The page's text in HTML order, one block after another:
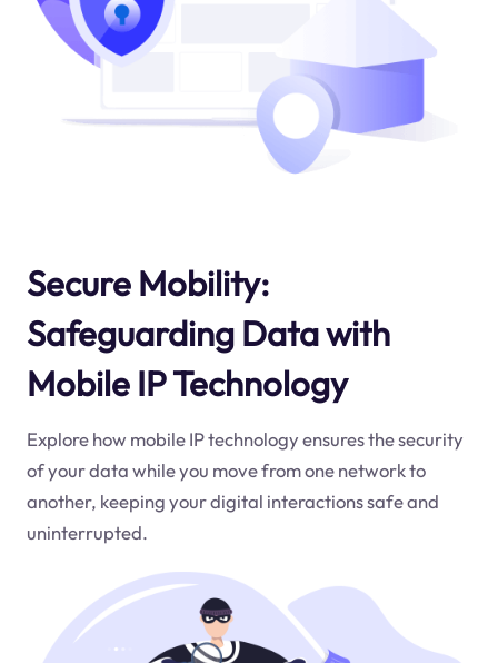
Secure Mobility:
Safeguarding Data with
Mobile IP Technology
Explore how mobile IP technology ensures the security
of your data while you move from one network to
another, keeping your digital interactions safe and
uninterrupted.